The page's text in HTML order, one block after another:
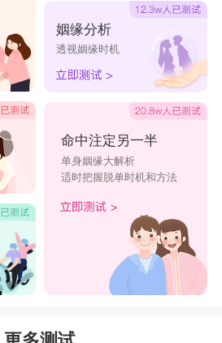
姻缘分析
透视姻缘时机
命中注定另一半
单身姻缘大解析
适时把握脱单时机和方法